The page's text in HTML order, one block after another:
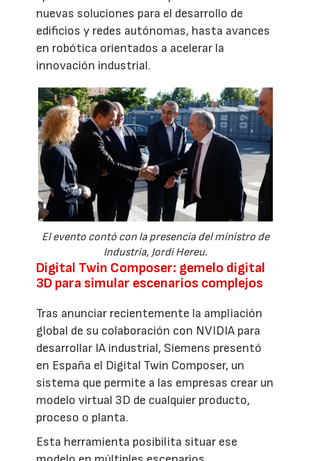
nuevas soluciones para el desarrollo de
edificios y redes autónomas, hasta avances
en robótica orientados a acelerar la
innovación industrial.
El evento contó con la presencia del ministro de
Industria, Jordi Hereu.
Digital Twin Composer: gemelo digital
3D para simular escenarios complejos
Tras anunciar recientemente la ampliación
global de su colaboración con NVIDIA para
desarrollar IA industrial, Siemens presentó
en España el Digital Twin Composer, un
sistema que permite a las empresas crear un
modelo virtual 3D de cualquier producto,
proceso o planta.
Esta herramienta posibilita situar ese